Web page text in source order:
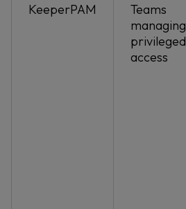
KeeperPAM
Teams
managing
privileged
access